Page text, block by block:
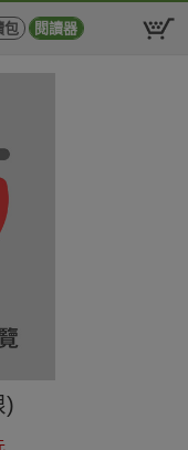
包 閱讀器
)